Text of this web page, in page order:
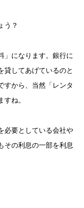
う？
」になります。銀行に
貸してあげているのと
すから、当然「レンタ
ね。
必要としている会社や
その利息の一部を利息